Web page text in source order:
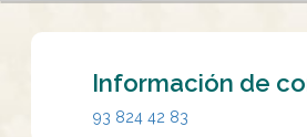
Información de
93 824 42 83